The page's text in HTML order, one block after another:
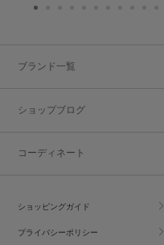
ブランド一覧
ショップブログ
コーディネート
ショッピングガイド
プライバシーポリシー